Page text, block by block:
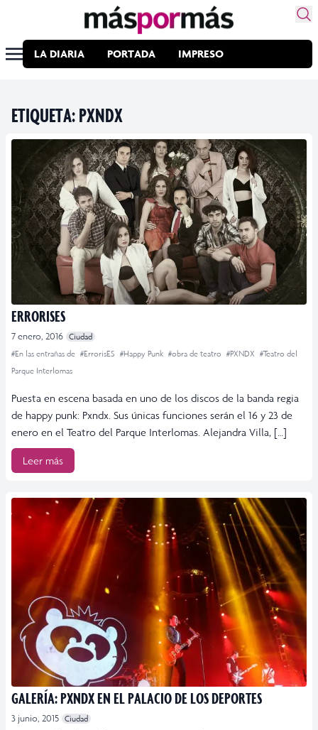
LA DIARIA PORTADA IMPRESO
ETIQUETA:PXNDX
ERRORISES
7 enero, 2016 Ciudad
#En las entrañas de #ErrorisES #Happy Punk #obra de teatro #PXNDX #Teatro del
Parque Interlomas
Puesta en escena basada en uno de los discos de la banda regia
de happy punk: Pxndx. Sus únicas funciones serán el 16 y 23 de
enero en el Teatro del Parque Interlomas. Alejandra Villa, […]
Leer más
GALERÍA: PXNDX EN EL PALACIO DE LOS DEPORTES
3 junio, 2015 Ciudad